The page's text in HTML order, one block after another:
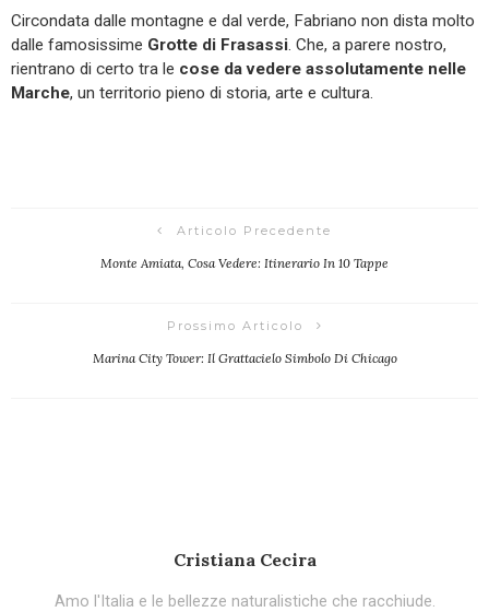
Circondata dalle montagne e dal verde, Fabriano non dista molto
dalle famosissime Grotte di Frasassi. Che, a parere nostro,
rientrano di certo tra le cose da vedere assolutamente nelle
Marche, un territorio pieno di storia, arte e cultura.
Articolo Precedente
Monte Amiata, Cosa Vedere: Itinerario In 10 Tappe
Prossimo Articolo
Marina City Tower: Il Grattacielo Simbolo Di Chicago
Cristiana Cecira
Amo l'Italia e le bellezze naturalistiche che racchiude.